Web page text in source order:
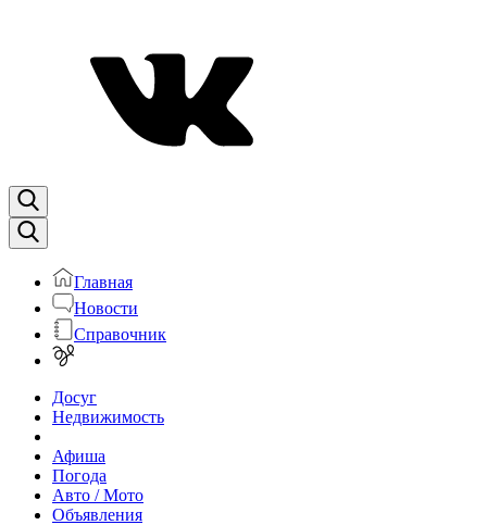
Главная
Новости
Справочник
Досуг
Недвижимость
Афиша
Погода
Авто / Мото
Объявления